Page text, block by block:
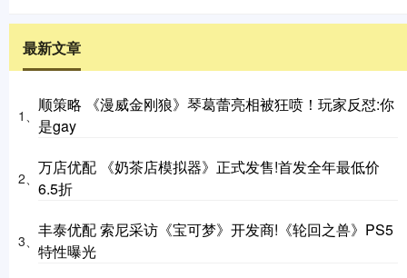
最新文章
1、
顺策略 《漫威金刚狼》琴葛蕾亮相被狂喷！玩家反怼:你
是gay
2、
万店优配 《奶茶店模拟器》正式发售!首发全年最低价
6.5折
3、
丰泰优配 索尼采访《宝可梦》开发商!《轮回之兽》PS5
特性曝光